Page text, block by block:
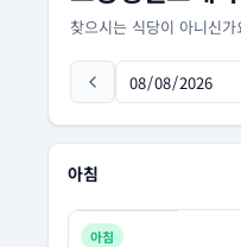
찾으시는 식당이 아니신가
아침
아침